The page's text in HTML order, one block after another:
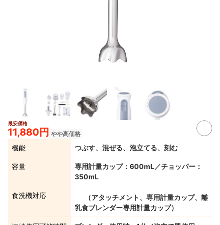
最安価格
11,880円 やや高価格
機能 つぶす、混ぜる、泡立てる、刻む
容量
専用計量カップ：600mL／チョッパー：
350mL
食洗機対応
（アタッチメント、専用計量カップ、離
乳食ブレンダー専用計量カップ）